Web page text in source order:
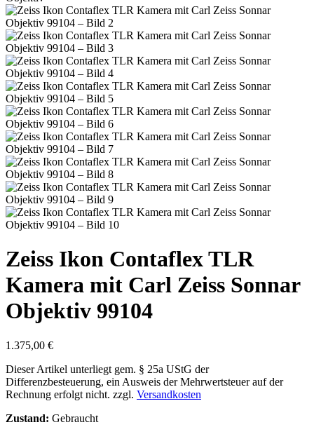
Zeiss Ikon Contaflex TLR
Kamera mit Carl Zeiss Sonnar
Objektiv 99104
1.375,00 €
Dieser Artikel unterliegt gem. § 25a UStG der
Differenzbesteuerung, ein Ausweis der Mehrwertsteuer auf der
Rechnung erfolgt nicht. zzgl. Versandkosten
Zustand: Gebraucht